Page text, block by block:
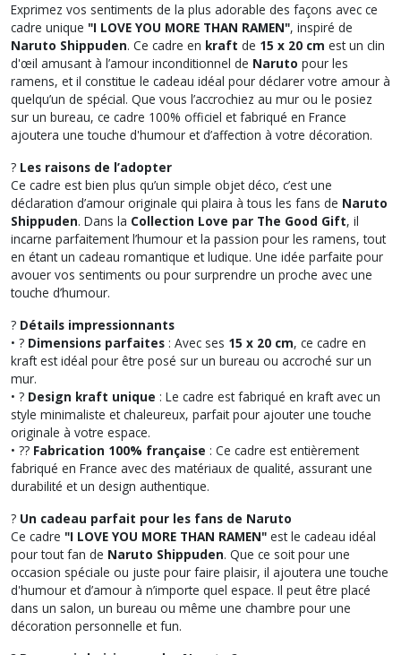
Exprimez vos sentiments de la plus adorable des façons avec ce
cadre unique "I LOVE YOU MORE THAN RAMEN", inspiré de
Naruto Shippuden. Ce cadre en kraft de 15 x 20 cm est un clin
d'œil amusant à l’amour inconditionnel de Naruto pour les
ramens, et il constitue le cadeau idéal pour déclarer votre amour à
quelqu’un de spécial. Que vous l’accrochiez au mur ou le posiez
sur un bureau, ce cadre 100% officiel et fabriqué en France
ajoutera une touche d'humour et d’affection à votre décoration.
? Les raisons de l’adopter
Ce cadre est bien plus qu’un simple objet déco, c’est une
déclaration d’amour originale qui plaira à tous les fans de Naruto
Shippuden. Dans la Collection Love par The Good Gift, il
incarne parfaitement l’humour et la passion pour les ramens, tout
en étant un cadeau romantique et ludique. Une idée parfaite pour
avouer vos sentiments ou pour surprendre un proche avec une
touche d’humour.
? Détails impressionnants
• ?️ Dimensions parfaites : Avec ses 15 x 20 cm, ce cadre en
kraft est idéal pour être posé sur un bureau ou accroché sur un
mur.
• ? Design kraft unique : Le cadre est fabriqué en kraft avec un
style minimaliste et chaleureux, parfait pour ajouter une touche
originale à votre espace.
• ?? Fabrication 100% française : Ce cadre est entièrement
fabriqué en France avec des matériaux de qualité, assurant une
durabilité et un design authentique.
? Un cadeau parfait pour les fans de Naruto
Ce cadre "I LOVE YOU MORE THAN RAMEN" est le cadeau idéal
pour tout fan de Naruto Shippuden. Que ce soit pour une
occasion spéciale ou juste pour faire plaisir, il ajoutera une touche
d'humour et d’amour à n’importe quel espace. Il peut être placé
dans un salon, un bureau ou même une chambre pour une
décoration personnelle et fun.